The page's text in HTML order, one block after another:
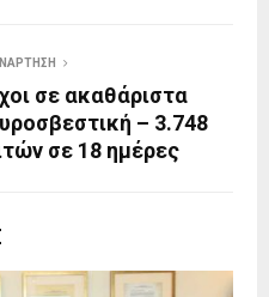
σε ακαθάριστα
– 3.748
σε 18 ημέρες